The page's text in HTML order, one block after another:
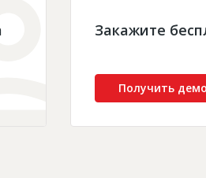
Закажите
Получить